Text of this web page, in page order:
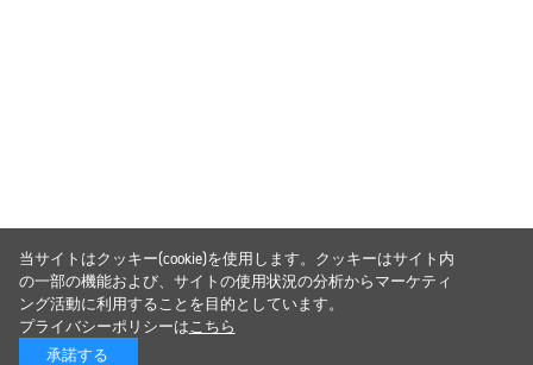
当サイトはクッキー(cookie)を使用します。クッキーはサイト内
の一部の機能および、サイトの使用状況の分析からマーケティ
ング活動に利用することを目的としています。
プライバシーポリシーはこちら
承諾する